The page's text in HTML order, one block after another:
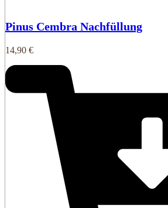
Pinus Cembra Nachfüllung
14,90 €